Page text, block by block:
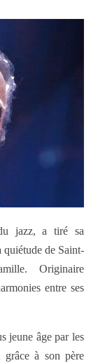
jazz, a tiré sa
quiétude de Saint-
Originaire
entre ses
jeune âge par les
grâce à son père